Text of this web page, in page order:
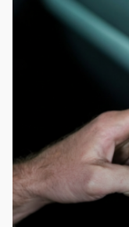
антидождь) -
виде вашего